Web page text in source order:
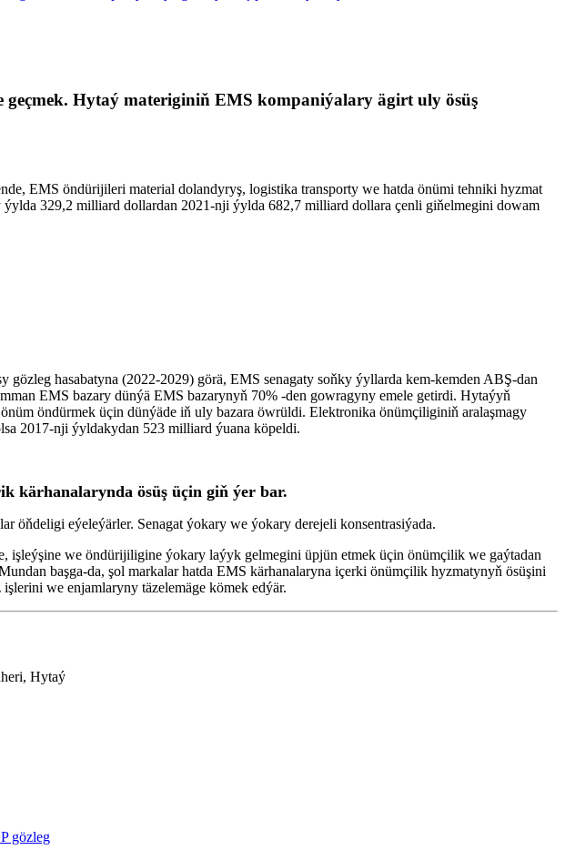
Hytaý materiginiň EMS kompaniýalary ägirt uly ösüş
EMS öndürijileri material dolandyryş, logistika transporty we hatda önümi tehniki hyzmat
329,2 milliard dollardan 2021-nji ýylda 682,7 milliard dollara çenli giňelmegini dowam
hasabatyna (2022-2029) görä, EMS senagaty soňky ýyllarda kem-kemden ABŞ-dan
EMS bazary dünýä EMS bazarynyň 70% -den gowragyny emele getirdi. Hytaýyň
öndürmek üçin dünýäde iň uly bazara öwrüldi. Elektronika önümçiliginiň aralaşmagy
2017-nji ýyldakydan 523 milliard ýuana köpeldi.
kärhanalarynda ösüş üçin giň ýer bar.
öňdeligi eýeleýärler. Senagat ýokary we ýokary derejeli konsentrasiýada.
we öndürijiligine ýokary laýyk gelmegini üpjün etmek üçin önümçilik we gaýtadan
başga-da, şol markalar hatda EMS kärhanalaryna içerki önümçilik hyzmatynyň ösüşini
we enjamlaryny täzelemäge kömek edýär.
Hytaý
gözleg